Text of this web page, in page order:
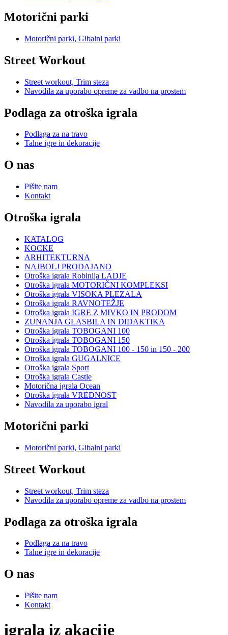
Motorični parki
Motorični parki, Gibalni parki
Street Workout
Street workout, Trim steza
Navodila za uporabo opreme za vadbo na prostem
Podlaga za otroška igrala
Podlaga za na travo
Talne igre in dekoracije
O nas
Pišite nam
Kontakt
Otroška igrala
KATALOG
KOCKE
ARHITEKTURNA
NAJBOLJ PRODAJANO
Otroška igrala Robinija LADJE
Otroška igrala MOTORIČNI KOMPLEKSI
Otroška igrala VISOKA PLEZALA
Otroška igrala RAVNOTEŽJE
Otroška igrala IGRE Z MIVKO IN PRODOM
ZUNANJA GLASBILA IN DIDAKTIKA
Otroška igrala TOBOGANI 100
Otroška igrala TOBOGANI 150
Otroška igrala TOBOGANI 100 - 150 in 150 - 200
Otroška igrala GUGALNICE
Otroška igrala Sport
Otroška igrala Castle
Motorična igrala Ocean
Otroška igrala VREDNOST
Navodila za uporabo igral
Motorični parki
Motorični parki, Gibalni parki
Street Workout
Street workout, Trim steza
Navodila za uporabo opreme za vadbo na prostem
Podlaga za otroška igrala
Podlaga za na travo
Talne igre in dekoracije
O nas
Pišite nam
Kontakt
igrala iz akacije